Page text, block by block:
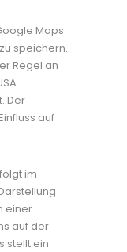
Maps
speichern.
Regel an
Der
auf
im
einer
auf der
stellt ein